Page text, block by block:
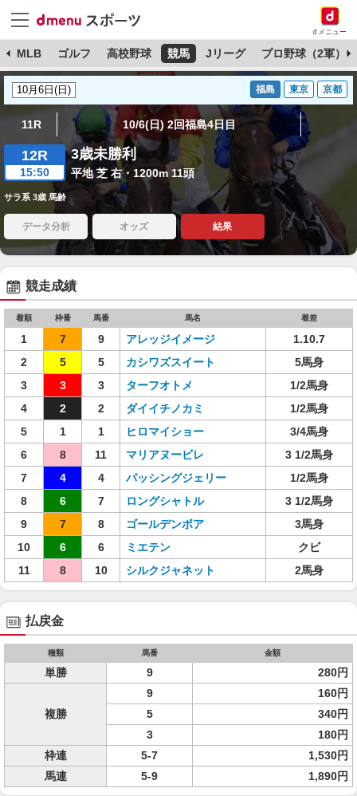
dメニュー
MLB ゴルフ 高校野球 競馬 Jリーグ プロ野球（2軍）
福島 東京 京都
11R 10/6(日) 2回福島4日目
12R
15:50
3歳未勝利
平地 芝 右・1200m 11頭
サラ系 3歳 馬齢
データ分析 オッズ 結果
競走成績
着順 枠番 馬番 馬名 着差
1 7 9 アレッジイメージ
1.10.7
2
5 5 カシワズスイート
5馬身
3
3 3 ターフオトメ
1/2馬身
4
2 2 ダイイチノカミ
1/2馬身
5
1 1 ヒロマイショー
3/4馬身
6
8 11 マリアヌービレ
3 1/2馬身
7
4 4 パッシングジェリー
1/2馬身
8
6 7 ロングシャトル
3 1/2馬身
9
7 8 ゴールデンボア
3馬身
10
6 6 ミエテン
クビ
11
8 10 シルクジャネット 2馬身
払戻金
種類 馬番 金額
単勝 9 280円
複勝
9
160円
5
340円
3
180円
枠連
5-7
1,530円
馬連
5-9 1,890円